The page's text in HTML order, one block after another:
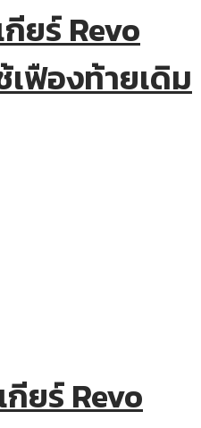
ยร์ Revo
เฟืองท้ายเดิม
กียร์ Revo